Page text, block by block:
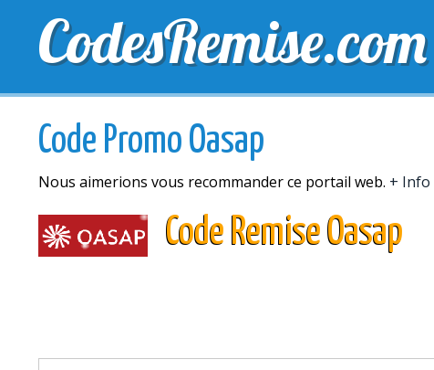
CodesRemise.com
MEILLEURS CODES PROMO
Code Promo Oasap
Nous aimerions vous recommander ce portail web. + Info
Code Remise Oasap